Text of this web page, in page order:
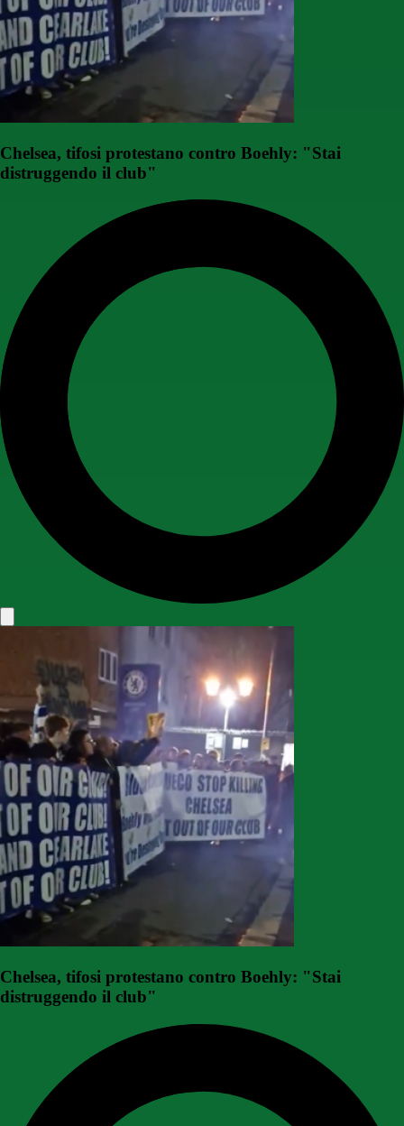
Chelsea, tifosi protestano contro Boehly: "Stai
distruggendo il club"
Chelsea, tifosi protestano contro Boehly: "Stai
distruggendo il club"